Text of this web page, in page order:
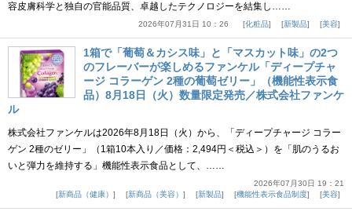
容皮膚科学と独自の官能品質、卓越したテクノロジーを結集し……
2026年07月31日 10：26 化粧品 新製品 美容
1箱で「葡萄＆カシス味」と「マスカット味」の2つ
のフレーバーが楽しめるファンケル「ディープチャ
ージ コラーゲン 2種の葡萄ゼリー」（機能性表示食
品）8月18日（火）数量限定発売／株式会社ファンケ
ル
株式会社ファンケルは2026年8月18日（火）から、「ディープチャージ コラー
ゲン 2種のゼリー」（1箱10本入り／価格：2,494円＜税込＞）を「肌のうるお
いと弾力を維持する」機能性表示食品として、……
2026年07月30日 19：21
新商品（健康）
新商品（美容） 新製品 機能性表示食品制度 美容